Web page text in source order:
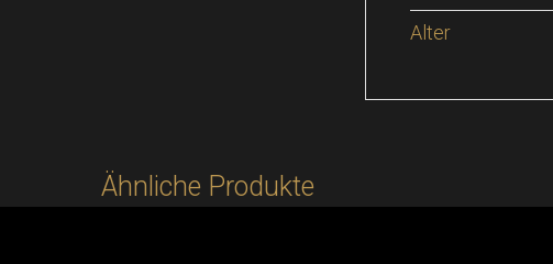
Alter
Ähnliche Produkte